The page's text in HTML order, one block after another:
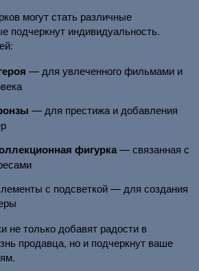
могут стать различные
подчеркнут индивидуальность.
— для увлеченного фильмами и
— для престижа и добавления
фигурка— связанная с
с подсветкой — для создания
не только добавят радости в
продавца, но и подчеркнут ваше